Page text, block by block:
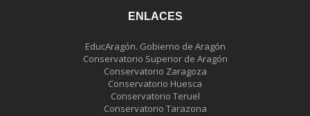
ENLACES
EducAragón. Gobierno de Aragón
Conservatorio Superior de Aragón
Conservatorio Zaragoza
Conservatorio Huesca
Conservatorio Teruel
Conservatorio Tarazona